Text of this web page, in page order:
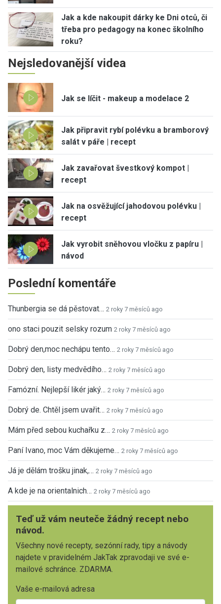
Jak a kde nakoupit dárky ke Dni otců, či
třeba pro pedagogy na konec školního
roku?
Nejsledovanější videa
Jak se líčit - makeup a modelace 2
Jak připravit rybí polévku a bramborový
salát v páře | recept
Jak zavařovat švestkový kompot |
recept
Jak na osvěžující jahodovou polévku |
recept
Jak vyrobit sněhovou vločku z papíru |
návod
Poslední komentáře
Thunbergia se dá pěstovat… 2 roky 7 měsíců ago
ono staci pouzit selsky rozum 2 roky 7 měsíců ago
Dobrý den,moc nechápu tento… 2 roky 7 měsíců ago
Dobrý den, listy medvědího… 2 roky 7 měsíců ago
Famózní. Nejlepší likér jaký… 2 roky 7 měsíců ago
Dobrý de. Chtěl jsem uvařit… 2 roky 7 měsíců ago
Mám před sebou kuchařku z… 2 roky 7 měsíců ago
Paní Ivano, moc Vám děkujeme… 2 roky 7 měsíců ago
Já je dělám trošku jinak,… 2 roky 7 měsíců ago
A kde je na orientalnich… 2 roky 7 měsíců ago
Teď už vám neuteče žádný recept nebo
návod.
Všechny nové recepty, sezónní rady, tipy a návody
najdete v pravidelném JakTak zpravodaji ve své e-
mailové schránce. ZDARMA.
Vaše e-mailová adresa